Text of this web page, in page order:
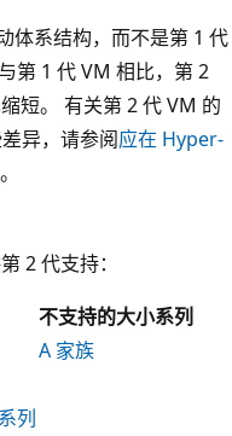
体系结构，而不是第 1 代
第 1 代 VM 相比，第 2
短。 有关第 2 代 VM 的
异，请参阅应在 Hyper-
。
2 代支持：
不支持的大小系列
A 家族
列